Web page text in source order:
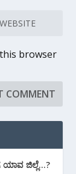
browser
ಯಾವ ಜಿಲ್ಲೆ…?